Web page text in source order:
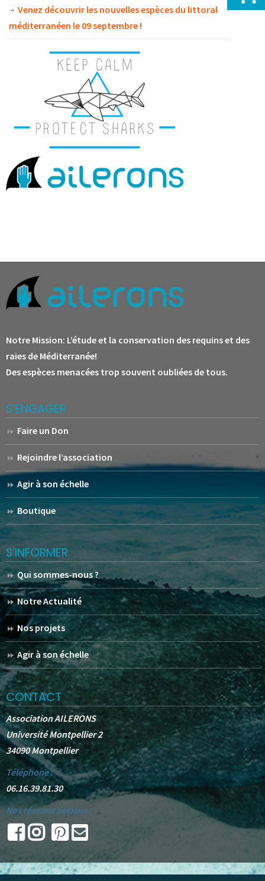
Venez découvrir les nouvelles espèces du littoral
méditerranéen le 09 septembre !
Notre Mission: L’étude et la conservation des requins et des
raies de Méditerranée!
Des espèces menacées trop souvent oubliées de tous.
S’ENGAGER
Faire un Don
Rejoindre l’association
Agir à son échelle
Boutique
S’INFORMER
Qui sommes-nous ?
Notre Actualité
Nos projets
Agir à son échelle
CONTACT
Association AILERONS
Université Montpellier 2
34090 Montpellier
Téléphone :
06.16.39.81.30
Nos réseaux sociaux :